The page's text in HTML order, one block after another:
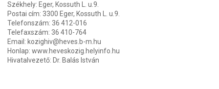
Székhely: Eger, Kossuth L. u.9.
Postai cím: 3300 Eger, Kossuth L. u.9.
Telefonszám: 36 412-016
Telefaxszám: 36 410-764
Email: kozighiv@heves.b-m.hu
Honlap: www.heveskozig.helyinfo.hu
Hivatalvezető: Dr. Balás István